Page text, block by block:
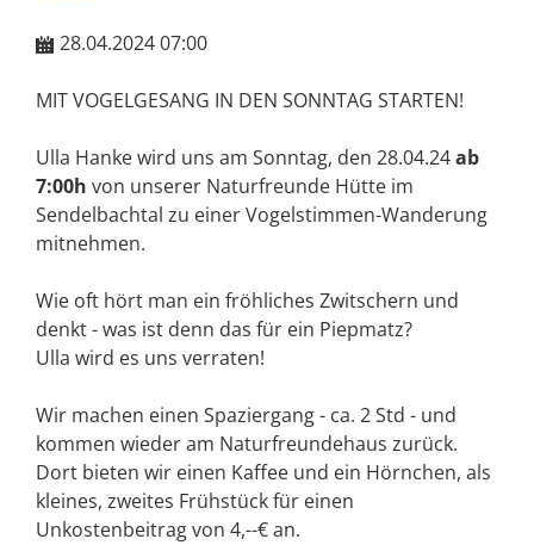
28.04.2024 07:00
MIT VOGELGESANG IN DEN SONNTAG STARTEN!
Ulla Hanke wird uns am Sonntag, den 28.04.24ab
7:00h von unserer Naturfreunde Hütte im
Sendelbachtal zu einer Vogelstimmen-Wanderung
mitnehmen.
Wie oft hört man ein fröhliches Zwitschern und
denkt - was ist denn das für ein Piepmatz?
Ulla wird es uns verraten!
Wir machen einen Spaziergang - ca. 2 Std - und
kommen wieder am Naturfreundehaus zurück.
Dort bieten wir einen Kaffee und ein Hörnchen, als
kleines, zweites Frühstück für einen
Unkostenbeitrag von 4,--€ an.